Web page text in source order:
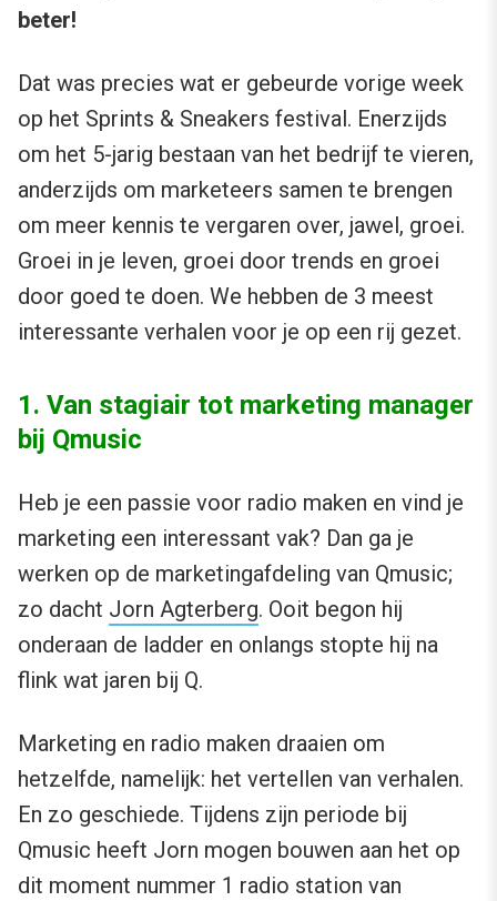
beter!
Dat was precies wat er gebeurde vorige week
op het Sprints & Sneakers festival. Enerzijds
om het 5-jarig bestaan van het bedrijf te vieren,
anderzijds om marketeers samen te brengen
om meer kennis te vergaren over, jawel, groei.
Groei in je leven, groei door trends en groei
door goed te doen. We hebben de 3 meest
interessante verhalen voor je op een rij gezet.
1. Van stagiair tot marketing manager
bij Qmusic
Heb je een passie voor radio maken en vind je
marketing een interessant vak? Dan ga je
werken op de marketingafdeling van Qmusic;
zo dacht Jorn Agterberg. Ooit begon hij
onderaan de ladder en onlangs stopte hij na
flink wat jaren bij Q.
Marketing en radio maken draaien om
hetzelfde, namelijk: het vertellen van verhalen.
En zo geschiede. Tijdens zijn periode bij
Qmusic heeft Jorn mogen bouwen aan het op
dit moment nummer 1 radio station van